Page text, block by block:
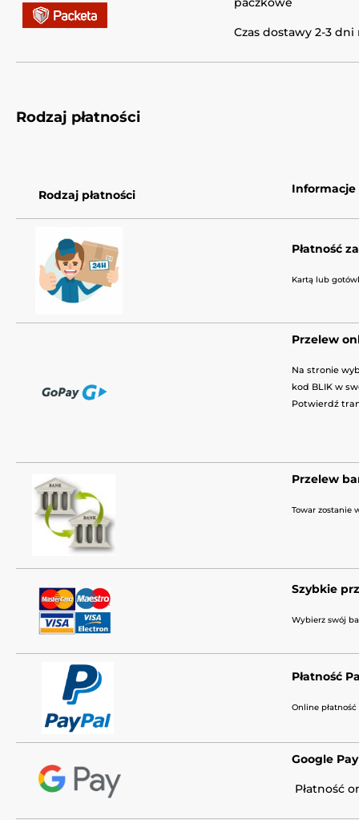
Czas dostawy 2-3 dni
Rodzaj płatności
Rodzaj płatności Informacje
Płatność
Kartą lub
Przelew
Na stronie
kod BLIK w
Potwierdź
Przelew
Towar zostanie
Szybkie
Wybierz swój
Płatność
Online
Google Pay
Płatność